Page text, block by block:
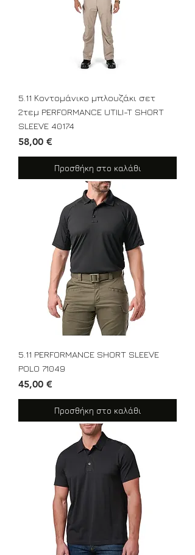
5.11 Κοντομάνικο μπλουζάκι σετ
2τεμ PERFORMANCE UTILI-T SHORT
SLEEVE 40174
Τιμή
58,00 €
Προσθήκη στο καλάθι
5.11 PERFORMANCE SHORT SLEEVE
POLO 71049
Τιμή
45,00 €
Προσθήκη στο καλάθι